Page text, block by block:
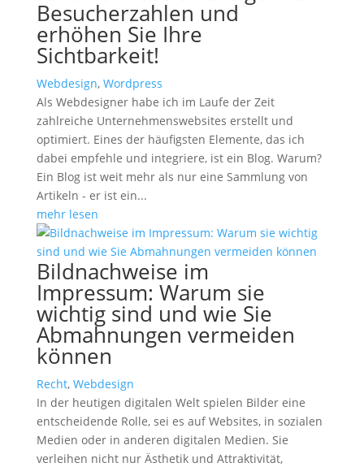
Besucherzahlen und
erhöhen Sie Ihre
Sichtbarkeit!
Webdesign, Wordpress
Als Webdesigner habe ich im Laufe der Zeit
zahlreiche Unternehmenswebsites erstellt und
optimiert. Eines der häufigsten Elemente, das ich
dabei empfehle und integriere, ist ein Blog. Warum?
Ein Blog ist weit mehr als nur eine Sammlung von
Artikeln - er ist ein...
mehr lesen
Bildnachweise im
Impressum: Warum sie
wichtig sind und wie Sie
Abmahnungen vermeiden
können
Recht, Webdesign
In der heutigen digitalen Welt spielen Bilder eine
entscheidende Rolle, sei es auf Websites, in sozialen
Medien oder in anderen digitalen Medien. Sie
verleihen nicht nur Ästhetik und Attraktivität,